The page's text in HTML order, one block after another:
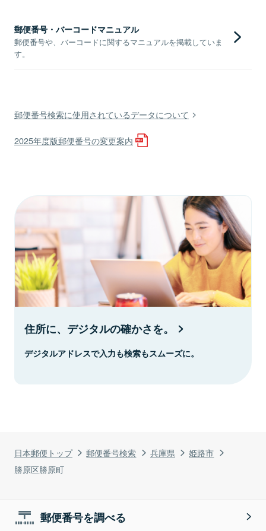
日本郵便トップ 郵便番号検索 兵庫県
姫路市
勝原区勝原町
郵便番号・バーコードマニュアル
郵便番号や、バーコードに関するマニュアルを掲載していま
す。
郵便番号検索に使用されているデータについて
2025年度版郵便番号の変更案内
住所に、デジタルの確かさを。
デジタルアドレスで入力も検索もスムーズに。
郵便番号を調べる